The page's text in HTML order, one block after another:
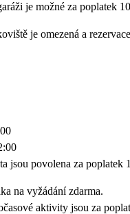
je možné za poplatek
je omezená a
jsou povolena za poplatek
na vyžádání zdarma.
aktivity jsou za